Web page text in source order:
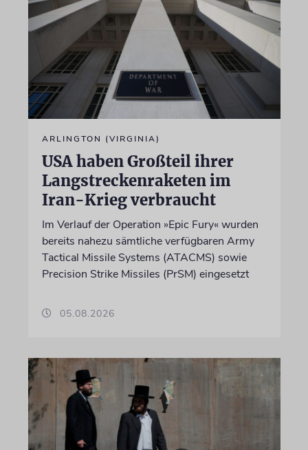
ARLINGTON (VIRGINIA)
USA haben Großteil ihrer
Langstreckenraketen im
Iran-Krieg verbraucht
Im Verlauf der Operation »Epic Fury« wurden
bereits nahezu sämtliche verfügbaren Army
Tactical Missile Systems (ATACMS) sowie
Precision Strike Missiles (PrSM) eingesetzt
05.08.2026